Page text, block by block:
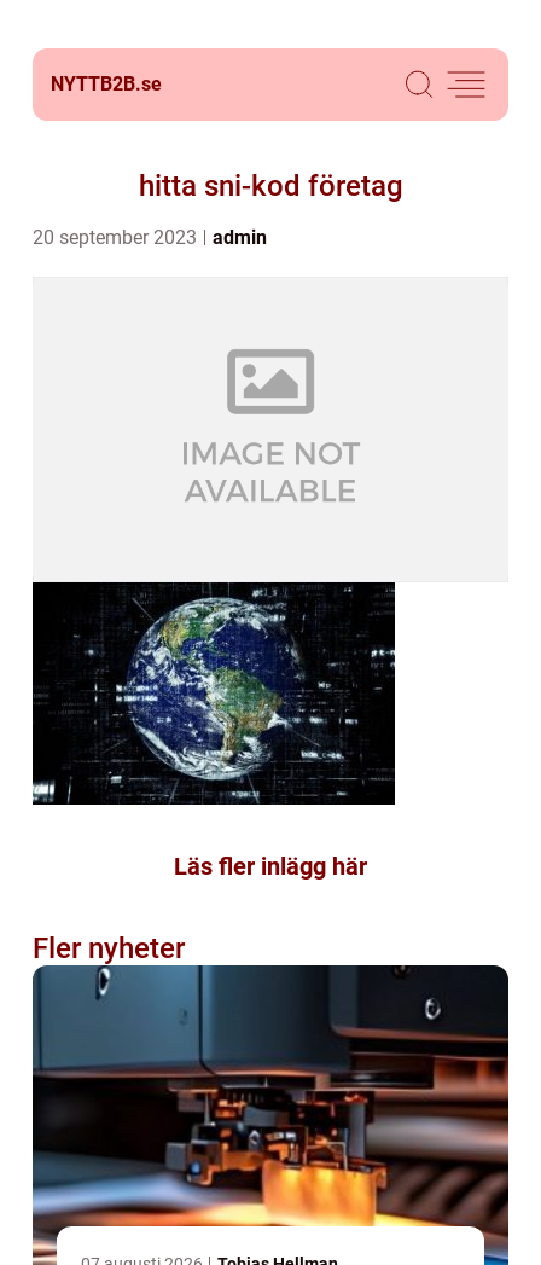
NYTTB2B.se
hitta sni-kod företag
20 september 2023 admin
Läs fler inlägg här
Fler nyheter